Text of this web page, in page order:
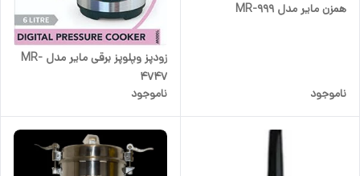
همزن مایر مدل MR-999
ناموجود
زودپز وپلوپز برقی مایر مدل MR-
4747
ناموجود